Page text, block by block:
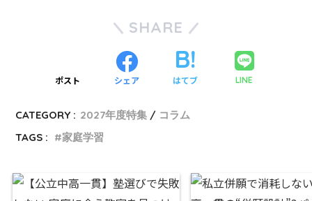
SHARE
ポスト シェア はてブ LINE
CATEGORY : 2027年度特集
コラム
TAGS :
家庭学習